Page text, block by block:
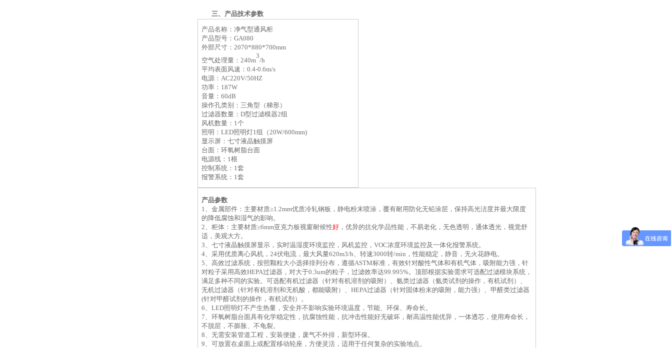
三、 产品技术参数
产品名称：净气型通风柜
产品型号： GA080
外部尺寸： 2070*880*700mm
空气处理量： 240m
3
/h
平均表面风速： 0.4-0.6m/s
电源 ： AC220V/50HZ
功率： 187W
音量： 60dB
操作孔类别：三角型（梯形）
过滤器数量： D型过滤模器2组
风机数量： 1个
照明： LED照明灯1组 （20W/600mm)
显示屏：七寸液晶触摸屏
台面： 环氧树脂台面
电源线： 1根
控制系统： 1套
报警系统： 1套
产品参数
1、金属部件：主要材质≥1.2mm优质冷轧钢板，静电粉末喷涂，覆有耐用防化无铅涂层，保持高光洁度并最大限度
的降低腐蚀和湿气的影响。
2、 柜体 ：主要材质≥6mm亚克力板视窗耐候性好 ，优异的抗化学品性能，不易老化，无色透明，通体透光，视觉舒
适，美观大方。
3、七寸液晶触摸屏显示，实时温湿度环境监控，风机监控，VOC浓度环境监控及一体化报警系统。
4、 采用优质离心风机， 24伏电流，最大风量620m3/h、转速3000转/min，性能稳定，静音，无火花静电。
5、高效过滤系统，按照颗粒大小选择排列分布，遵循ASTM标准，有效针对酸性气体和有机气体，吸附能力强，针
对粒子采用高效HEPA过滤器，对大于0.3um的粒子，过滤效率达99.995%。 顶部根据实验需求可选配过滤模块系统，
满足多种不同的实验。 可选配有机过滤器（针对有机溶剂的吸附）、氨类过滤器（氨类试剂的操作，有机试剂）、
无机过滤器（针对有机溶剂和无机酸，都能吸附）、 HEPA过滤器（针对固体粉末的吸附，能力强）、甲醛类过滤器
(针对甲醛试剂的操作，有机试剂）。
6、 LED照明灯不产生热量，安全并不影响实验环境温度， 节能、环保、寿命长。
7、 环氧树脂台面具有化学稳定性，抗腐蚀性能，抗冲击性能好无破坏，耐高温性能优异，一体透芯，使用寿命长，
不脱层，不膨胀、不龟裂。
8、 无需安装管道工程，安装便捷，废气不外排，新型环保。
9、可放置在桌面上或配置移动轮座，方便灵活，适用于任何复杂的实验地点。